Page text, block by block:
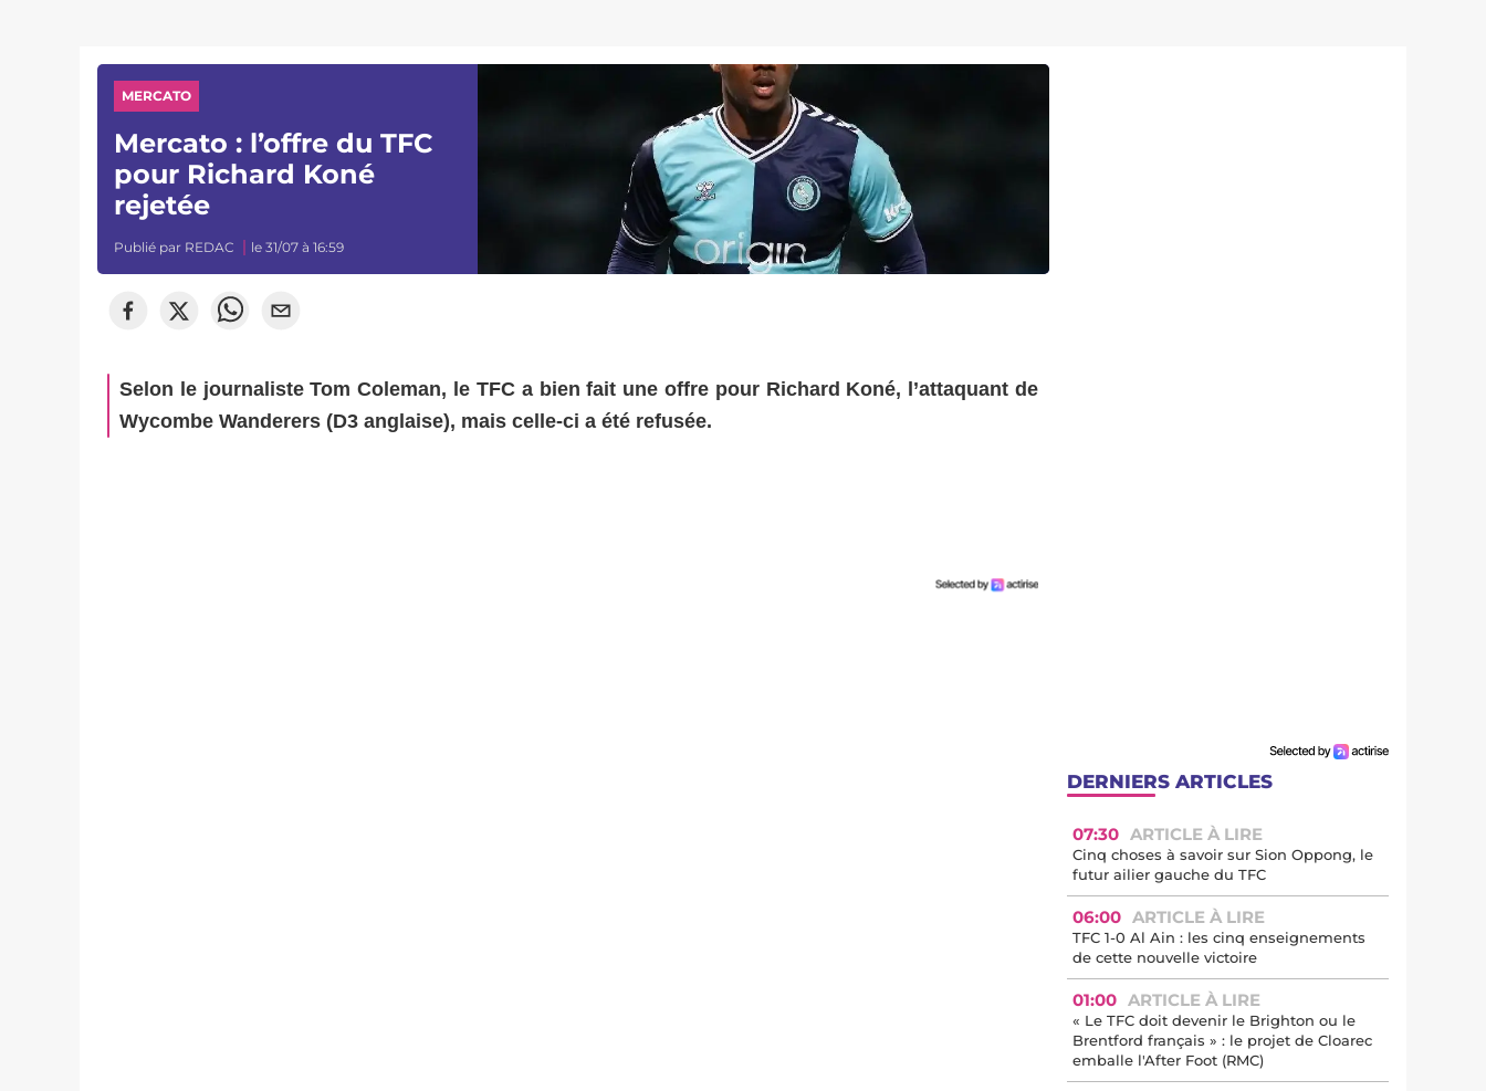
MERCATO
Mercato : l’offre du TFC
pour Richard Koné
rejetée
Publié par REDAC le 31/07 à 16:59
Selon le journaliste Tom Coleman, le TFC a bien fait une offre pour Richard Koné, l’attaquant de
Wycombe Wanderers (D3 anglaise), mais celle-ci a été refusée.
DERNIERS ARTICLES
07:30 ARTICLE À LIRE
Cinq choses à savoir sur Sion Oppong, le
futur ailier gauche du TFC
06:00 ARTICLE À LIRE
TFC 1-0 Al Ain : les cinq enseignements
de cette nouvelle victoire
01:00 ARTICLE À LIRE
« Le TFC doit devenir le Brighton ou le
Brentford français » : le projet de Cloarec
emballe l'After Foot (RMC)